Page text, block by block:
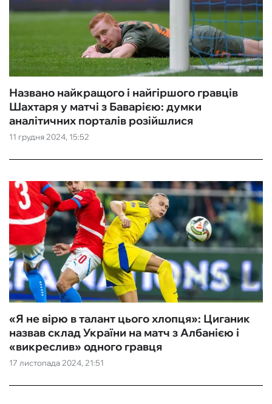
11 грудня 2024, 15:52
Названо найкращого і найгіршого гравців
Шахтаря у матчі з Баварією: думки
аналітичних порталів розійшлися
17 листопада 2024, 21:51
«Я не вірю в талант цього хлопця»: Циганик
назвав склад України на матч з Албанією і
«викреслив» одного гравця